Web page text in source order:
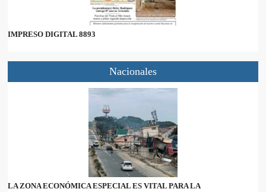
IMPRESO DIGITAL 8893
Nacionales
LA ZONA ECONÓMICA ESPECIAL ES VITAL PARA LA